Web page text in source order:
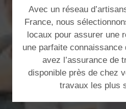
Avec un réseau
France, nous
locaux pour assurer une
une parfaite connaissance
avez l’assurance de
disponible près de chez
travaux les plus